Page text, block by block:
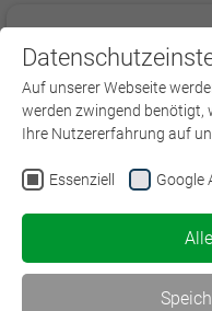
< Nachhaltigkeit im
Auf unserer Webseite
werden zwingend benötigt,
Ihre Nutzererfahrung auf
Essenziell Google